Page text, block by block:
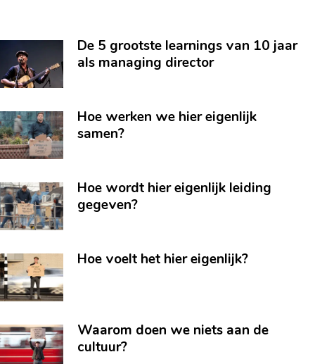
De 5 grootste learnings van 10 jaar
als managing director
Hoe werken we hier eigenlijk
samen?
Hoe wordt hier eigenlijk leiding
gegeven?
Hoe voelt het hier eigenlijk?
Waarom doen we niets aan de
cultuur?